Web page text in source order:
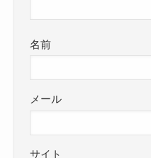
名前
メール
サイト